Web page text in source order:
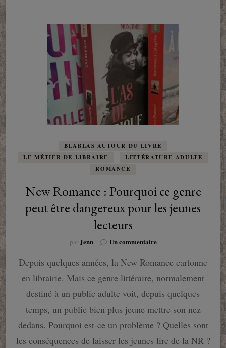
BLABLAS AUTOUR DU LIVRE
LE MÉTIER DE LIBRAIRE
LITTÉRATURE ADULTE
ROMANCE
New Romance : Pourquoi ce genre
peut être dangereux pour les jeunes
lecteurs
parJenn Un commentairesur
Romance
Pourquoi
ce
genre
peut
être
dangereux
pour
Depuis quelques années, la New Romance cartonne
en librairie. Mais ce genre littéraire, normalement
destiné à un public adulte voit, depuis quelques
temps, un public bien plus jeune mettre son nez
dedans. Pourquoi est-ce un problème ? Quelles sont
les conséquences de laisser les jeunes lire de la NR ?